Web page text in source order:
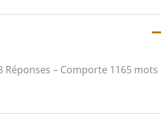
Réponses – Comporte 1165 mots